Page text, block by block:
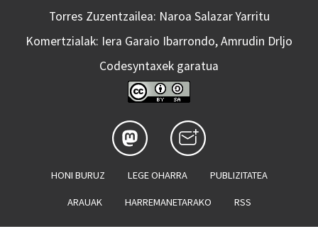
Torres Zuzentzailea: Naroa Salazar Yarritu
Komertzialak: Iera Garaio Ibarrondo, Amrudin Drljo
Codesyntaxek garatua
HONI BURUZ LEGE OHARRA PUBLIZITATEA
ARAUAK HARREMANETARAKO RSS